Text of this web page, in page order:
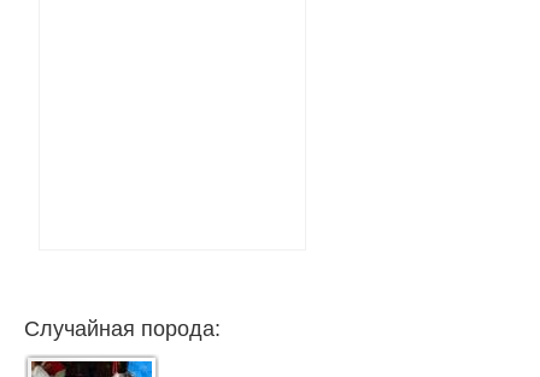
Случайная порода: